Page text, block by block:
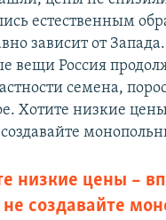
естественным
зависит от
вещи Россия
семена,
Хотите низкие
низкие цены –
создавайте